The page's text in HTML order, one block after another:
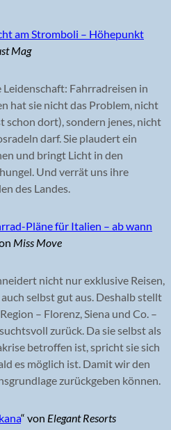
am Stromboli – Höhepunkt
Mag
Leidenschaft: Fahrradreisen in
hat sie nicht das Problem, nicht
schon dort), sondern jenes, nicht
darf. Sie plaudert ein
und bringt Licht in den
Und verrät uns ihre
des Landes.
Pläne für Italien – ab wann
Miss Move
nicht nur exklusive Reisen,
selbst gut aus. Deshalb stellt
– Florenz, Siena und Co. –
zurück. Da sie selbst als
betroffen ist, spricht sie sich
es möglich ist. Damit wir den
zurückgeben können.
“ von Elegant Resorts